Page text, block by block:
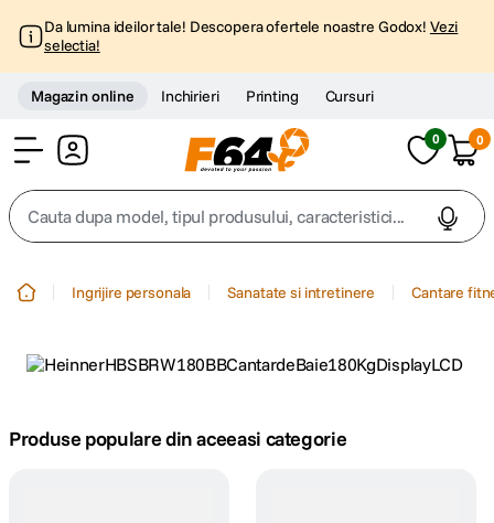
Da lumina ideilor tale! Descopera ofertele noastre Godox! Vezi
selectia!
Magazin online Inchirieri Printing Cursuri
0 0
Cauta dupa model, tipul produsului, caracteristici...
3. trepied telefon
Ingrijire personala Sanatate si intretinere Cantare
Produse populare din aceeasi categorie